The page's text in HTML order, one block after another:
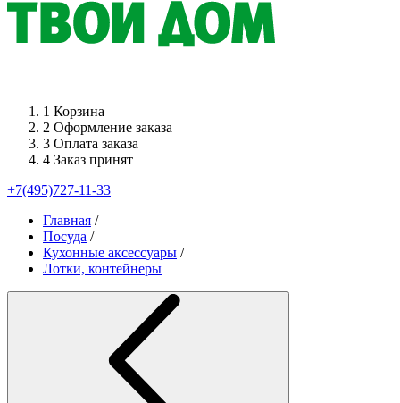
1 Корзина
2 Оформление заказа
3 Оплата заказа
4 Заказ принят
+7(495)727-11-33
Главная /
Посуда /
Кухонные аксессуары /
Лотки, контейнеры